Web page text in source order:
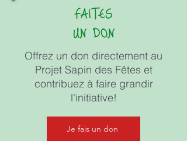
FAITES
UN DON
Offrez un don directement au
Projet Sapin des Fêtes et
contribuez à faire grandir
l'initiative!
Je fais un don